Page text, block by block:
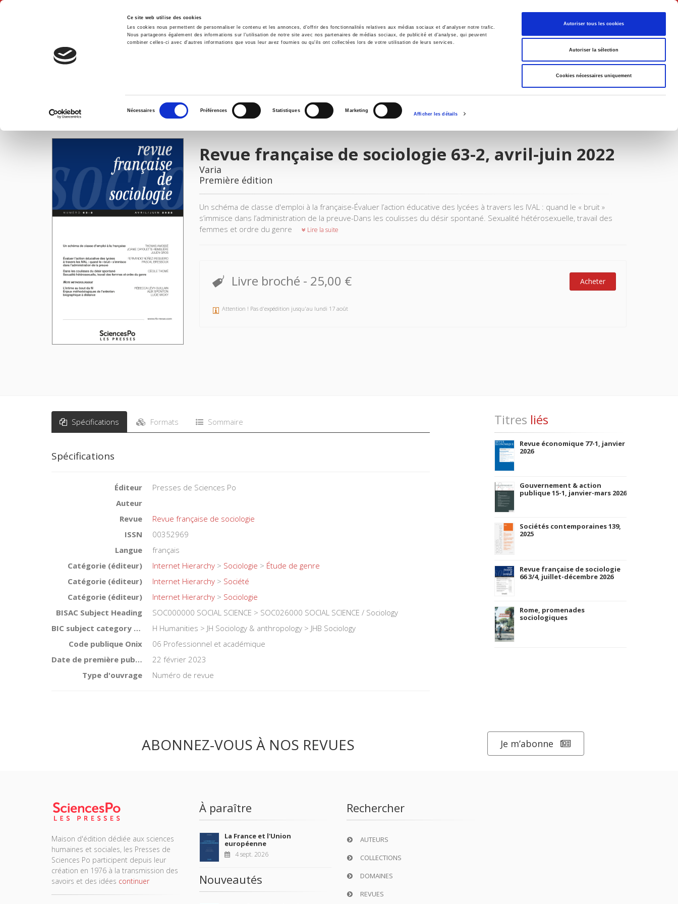
Ce site web utilise des cookies
Les cookies nous permettent de personnaliser le contenu et les annonces, d'offrir des fonctionnalités relatives aux médias sociaux et d'analyser notre trafic.
Nous partageons également des informations sur l'utilisation de notre site avec nos partenaires de médias sociaux, de publicité et d'analyse, qui peuvent
combiner celles-ci avec d'autres informations que vous leur avez fournies ou qu'ils ont collectées lors de votre utilisation de leurs services.
consentement
Nécessaires Préférences Statistiques Marketing
Afficher les détails
Autoriser tous les cookies
Autoriser la sélection
Cookies nécessaires uniquement
Français
Accueil Environnement Histoire International
IMAGES
Revue française de sociologie 63-2, avril-juin 2022
Varia
Première édition
Un schéma de classe d'emploi à la française-Évaluer l’action éducative des lycées à travers les IVAL : quand le « bruit »
s’immisce dans l’administration de la preuve-Dans les coulisses du désir spontané. Sexualité hétérosexuelle, travail des
femmes et ordre du genre
Lire la suite
Livre broché - 25,00 € Acheter
Attention ! Pas d'expédition jusqu'au lundi 17 août
Spécifications Formats Sommaire
Spécifications
Éditeur
Presses de Sciences Po
Auteur
Revue
Revue française de sociologie
ISSN
00352969
Langue
français
Catégorie (éditeur)
Internet Hierarchy > Sociologie > Étude de genre
Catégorie (éditeur)
Internet Hierarchy > Société
Catégorie (éditeur)
Internet Hierarchy > Sociologie
BISAC Subject Heading
SOC000000 SOCIAL SCIENCE > SOC026000 SOCIAL SCIENCE / Sociology
BIC subject category (UK)
H Humanities > JH Sociology & anthropology > JHB Sociology
Code publique Onix
06 Professionnel et académique
Date de première publication du titre
22 février 2023
Type d'ouvrage
Numéro de revue
Titres liés
Revue économique 77-1, janvier
2026
Gouvernement & action
publique 15-1, janvier-mars 2026
Sociétés contemporaines 139,
2025
Revue française de sociologie
66 3/4, juillet-décembre 2026
Rome, promenades
sociologiques
ABONNEZ-VOUS À NOS REVUES Je m’abonne
Maison d'édition dédiée aux sciences
humaines et sociales, les Presses de
Sciences Po participent depuis leur
création en 1976 à la transmission des
savoirs et des idées continuer
À paraître
La France et l'Union
européenne
4 sept. 2026
Nouveautés
Rechercher
AUTEURS
COLLECTIONS
DOMAINES
REVUES